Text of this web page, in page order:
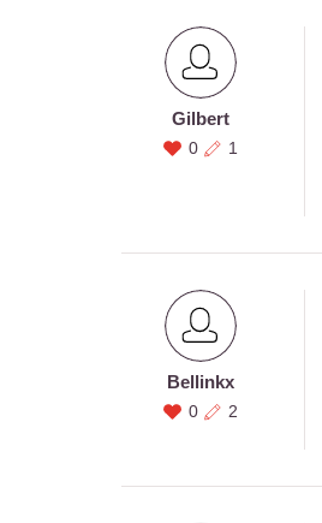
Gilbert
0 1
Bellinkx
0 2